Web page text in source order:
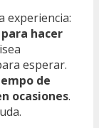
experiencia:
hacer
esperar.
de
ocasiones.